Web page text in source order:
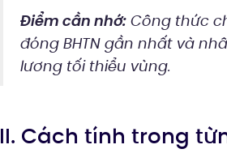
Điểm cần nhớ:Công thức
đóng BHTN gần nhất và
lương tối thiểu vùng.
II. Cách tính trong